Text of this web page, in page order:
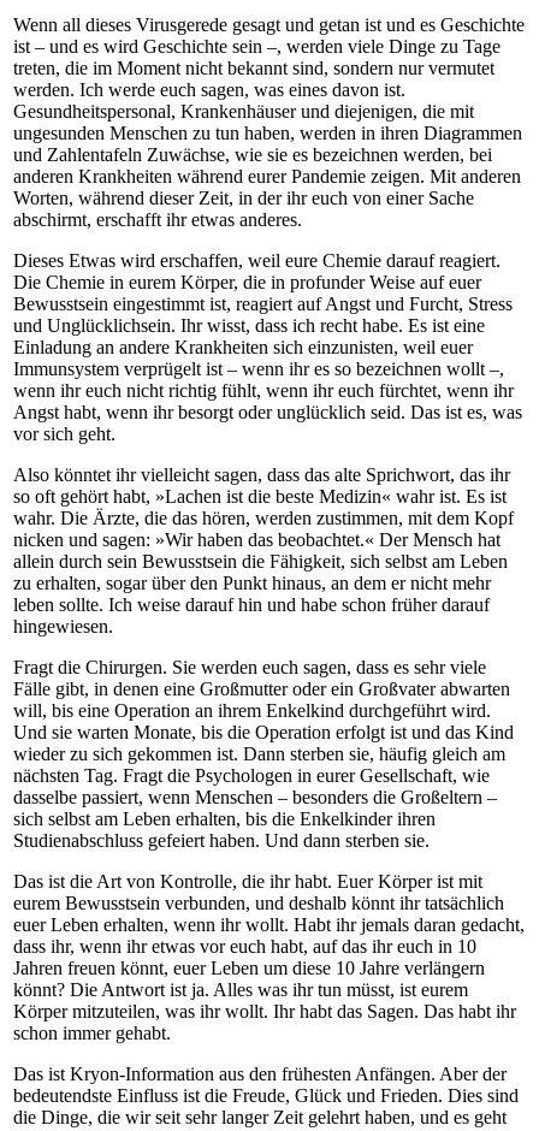
Wenn all dieses Virusgerede gesagt und getan ist und es Geschichte
ist – und es wird Geschichte sein –, werden viele Dinge zu Tage
treten, die im Moment nicht bekannt sind, sondern nur vermutet
werden. Ich werde euch sagen, was eines davon ist.
Gesundheitspersonal, Krankenhäuser und diejenigen, die mit
ungesunden Menschen zu tun haben, werden in ihren Diagrammen
und Zahlentafeln Zuwächse, wie sie es bezeichnen werden, bei
anderen Krankheiten während eurer Pandemie zeigen. Mit anderen
Worten, während dieser Zeit, in der ihr euch von einer Sache
abschirmt, erschafft ihr etwas anderes.
Dieses Etwas wird erschaffen, weil eure Chemie darauf reagiert.
Die Chemie in eurem Körper, die in profunder Weise auf euer
Bewusstsein eingestimmt ist, reagiert auf Angst und Furcht, Stress
und Unglücklichsein. Ihr wisst, dass ich recht habe. Es ist eine
Einladung an andere Krankheiten sich einzunisten, weil euer
Immunsystem verprügelt ist – wenn ihr es so bezeichnen wollt –,
wenn ihr euch nicht richtig fühlt, wenn ihr euch fürchtet, wenn ihr
Angst habt, wenn ihr besorgt oder unglücklich seid. Das ist es, was
vor sich geht.
Also könntet ihr vielleicht sagen, dass das alte Sprichwort, das ihr
so oft gehört habt, »Lachen ist die beste Medizin« wahr ist. Es ist
wahr. Die Ärzte, die das hören, werden zustimmen, mit dem Kopf
nicken und sagen: »Wir haben das beobachtet.« Der Mensch hat
allein durch sein Bewusstsein die Fähigkeit, sich selbst am Leben
zu erhalten, sogar über den Punkt hinaus, an dem er nicht mehr
leben sollte. Ich weise darauf hin und habe schon früher darauf
hingewiesen.
Fragt die Chirurgen. Sie werden euch sagen, dass es sehr viele
Fälle gibt, in denen eine Großmutter oder ein Großvater abwarten
will, bis eine Operation an ihrem Enkelkind durchgeführt wird.
Und sie warten Monate, bis die Operation erfolgt ist und das Kind
wieder zu sich gekommen ist. Dann sterben sie, häufig gleich am
nächsten Tag. Fragt die Psychologen in eurer Gesellschaft, wie
dasselbe passiert, wenn Menschen – besonders die Großeltern –
sich selbst am Leben erhalten, bis die Enkelkinder ihren
Studienabschluss gefeiert haben. Und dann sterben sie.
Das ist die Art von Kontrolle, die ihr habt. Euer Körper ist mit
eurem Bewusstsein verbunden, und deshalb könnt ihr tatsächlich
euer Leben erhalten, wenn ihr wollt. Habt ihr jemals daran gedacht,
dass ihr, wenn ihr etwas vor euch habt, auf das ihr euch in 10
Jahren freuen könnt, euer Leben um diese 10 Jahre verlängern
könnt? Die Antwort ist ja. Alles was ihr tun müsst, ist eurem
Körper mitzuteilen, was ihr wollt. Ihr habt das Sagen. Das habt ihr
schon immer gehabt.
Das ist Kryon-Information aus den frühesten Anfängen. Aber der
bedeutendste Einfluss ist die Freude, Glück und Frieden. Dies sind
die Dinge, die wir seit sehr langer Zeit gelehrt haben, und es geht